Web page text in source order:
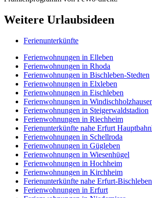
Weitere Urlaubsideen
Ferienunterkünfte
Ferienwohnungen in Elleben
Ferienwohnungen in Rhoda
Ferienwohnungen in Bischleben-Stedten
Ferienwohnungen in Elxleben
Ferienwohnungen in Eischleben
Ferienwohnungen in
Ferienwohnungen in Steigerwaldstadion
Ferienwohnungen in Riechheim
Ferienunterkünfte nahe Erfurt
Ferienwohnungen in Schellroda
Ferienwohnungen in Gügleben
Ferienwohnungen in Wiesenhügel
Ferienwohnungen in Hochheim
Ferienwohnungen in Kirchheim
Ferienunterkünfte nahe Erfurt-
Ferienwohnungen in Erfurt